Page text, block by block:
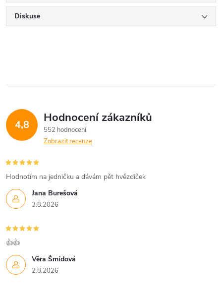
Diskuse
4,8 Hodnocení zákazníků
552 hodnocení
Zobrazit recenze
Jana Burešová
3.8.2026
Hodnotím na jedničku a dávám pět hvězdiček
Věra Šmídová
2.8.2026
👍👍